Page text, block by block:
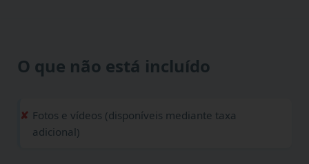
O que não está incluído
Fotos e vídeos (disponíveis mediante taxa
adicional)